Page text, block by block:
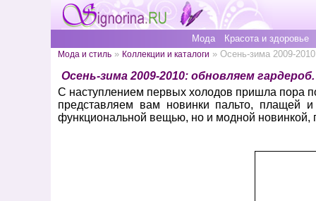
Мода Красота и здоровье
Мода и стиль » Коллекции и каталоги » Осень-зима 2009-
Осень-зима 2009-2010: обновляем
С наступлением первых холодов пришла пора
представляем вам новинки пальто, плащей
функциональной вещью, но и модной новинкой,